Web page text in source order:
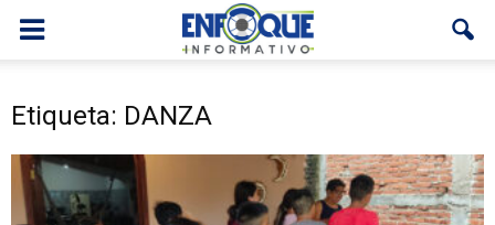
Etiqueta: DANZA